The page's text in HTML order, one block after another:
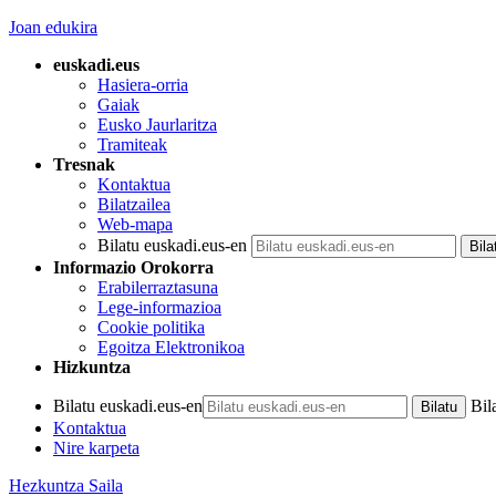
Joan edukira
euskadi.eus
Hasiera-orria
Gaiak
Eusko Jaurlaritza
Tramiteak
Tresnak
Kontaktua
Bilatzailea
Web-mapa
Bilatu euskadi.eus-en
Informazio Orokorra
Erabilerraztasuna
Lege-informazioa
Cookie politika
Egoitza Elektronikoa
Hizkuntza
Bilatu euskadi.eus-en
Kontaktua
Nire karpeta
Hezkuntza Saila